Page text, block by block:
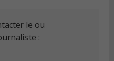
le ou
: